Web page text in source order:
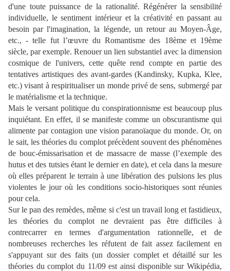
d'une toute puissance de la rationalité. Régénérer la sensibilité
individuelle, le sentiment intérieur et la créativité en passant au
besoin par l'imagination, la légende, un retour au Moyen-Âge,
etc., - telle fut l’œuvre du Romantisme des 18ème et 19ème
siècle, par exemple. Renouer un lien substantiel avec la dimension
cosmique de l'univers, cette quête rend compte en partie des
tentatives artistiques des avant-gardes (Kandinsky, Kupka, Klee,
etc.) visant à respiritualiser un monde privé de sens, submergé par
le matérialisme et la technique.
Mais le versant politique du conspirationnisme est beaucoup plus
inquiétant. En effet, il se manifeste comme un obscurantisme qui
alimente par contagion une vision paranoïaque du monde. Or, on
le sait, les théories du complot précèdent souvent des phénomènes
de bouc-émissarisation et de massacre de masse (l’exemple des
hutus et des tutsies étant le dernier en date), et cela dans la mesure
où elles préparent le terrain à une libération des pulsions les plus
violentes le jour où les conditions socio-historiques sont réunies
pour cela.
Sur le pan des remèdes, même si c'est un travail long et fastidieux,
les théories du complot ne devraient pas être difficiles à
contrecarrer en termes d'argumentation rationnelle, et de
nombreuses recherches les réfutent de fait assez facilement en
s'appuyant sur des faits (un dossier complet et détaillé sur les
théories du complot du 11/09 est ainsi disponible sur Wikipédia,